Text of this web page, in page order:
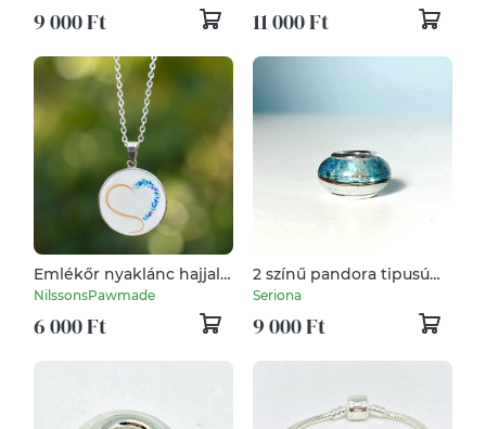
9 000 Ft 11 000 Ft
Emlékőr nyaklánc hajjal -
szív mintával, csillámmal
NilssonsPawmade
6 000 Ft
2 színű pandora tipusú
gyöngy, Babahajas,
Seriona
9 000 Ft